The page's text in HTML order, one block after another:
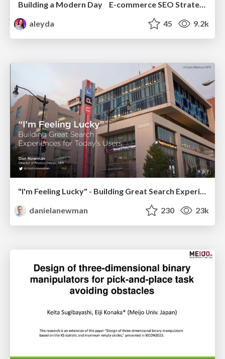
Building a Modern Day E-commerce SEO Strategy
aleyda
45 9.2k
"I'm Feeling Lucky" - Building Great Search Experiences for Today's Users (#IAC19)
danielanewman
230 23k